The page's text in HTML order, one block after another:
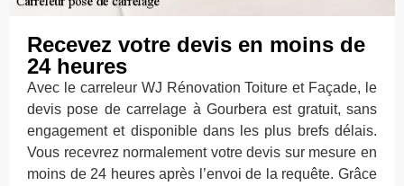
Recevez votre devis en moins de
24 heures
Avec le carreleur WJ Rénovation Toiture et Façade, le
devis pose de carrelage à Gourbera est gratuit, sans
engagement et disponible dans les plus brefs délais.
Vous recevrez normalement votre devis sur mesure en
moins de 24 heures après l’envoi de la requête. Grâce